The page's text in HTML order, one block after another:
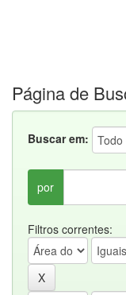
Página de
Buscar em:
por
Filtros correntes: